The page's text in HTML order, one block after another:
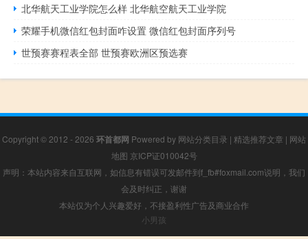
北华航天工业学院怎么样 北华航空航天工业学院
荣耀手机微信红包封面咋设置 微信红包封面序列号
世预赛赛程表全部 世预赛欧洲区预选赛
Copyright © 2012 - 2026 环首都网 Powered by 网站分类目录 | 精选推荐文章 | 网站
地图 京ICP证010042号
声明：本站内容来自互联网，如信息有错误可发邮件到f_fb#foxmail.com说明，我们
会及时纠正，谢谢
本站仅为个人兴趣爱好，不接盈利性广告及商业合作
小男孩